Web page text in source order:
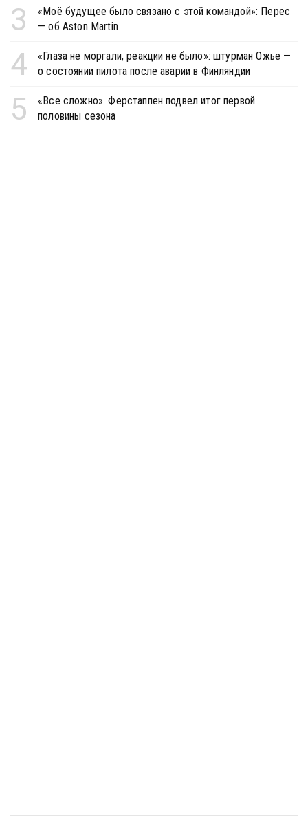
3
«Моё будущее было связано с этой командой»: Перес
— об Aston Martin
4
«Глаза не моргали, реакции не было»: штурман Ожье —
о состоянии пилота после аварии в Финляндии
5
«Все сложно». Ферстаппен подвел итог первой
половины сезона